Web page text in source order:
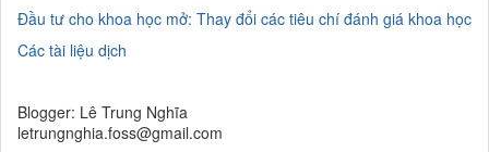
Đầu tư cho khoa học mở: Thay đổi các tiêu chí đánh giá khoa học
Các tài liệu dịch
Blogger: Lê Trung Nghĩa
letrungnghia.foss@gmail.com